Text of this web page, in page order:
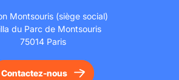
Montsouris (siège social)
du Parc de Montsouris
75014 Paris
Contactez-nous